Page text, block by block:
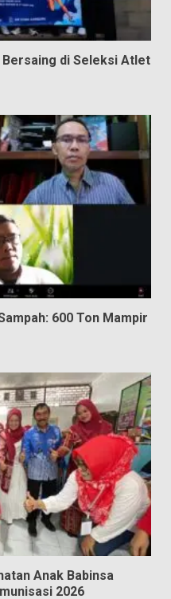
Bersaing di Seleksi Atlet
600 Ton Mampir
Anak Babinsa
2026